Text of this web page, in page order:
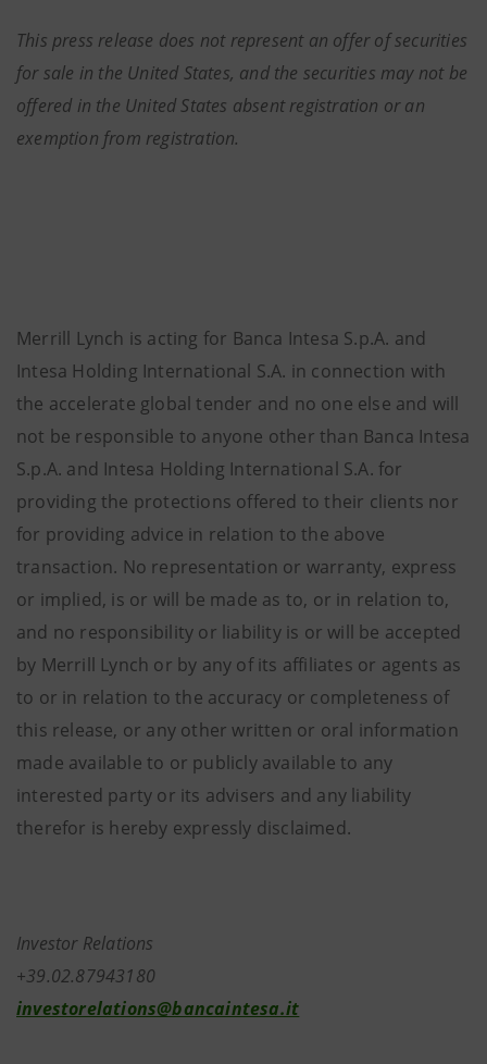
This press release does not represent an offer of securities
for sale in the United States, and the securities may not be
offered in the United States absent registration or an
exemption from registration.
Merrill Lynch is acting for Banca Intesa S.p.A. and
Intesa Holding International S.A. in connection with
the accelerate global tender and no one else and will
not be responsible to anyone other than Banca Intesa
S.p.A. and Intesa Holding International S.A. for
providing the protections offered to their clients nor
for providing advice in relation to the above
transaction. No representation or warranty, express
or implied, is or will be made as to, or in relation to,
and no responsibility or liability is or will be accepted
by Merrill Lynch or by any of its affiliates or agents as
to or in relation to the accuracy or completeness of
this release, or any other written or oral information
made available to or publicly available to any
interested party or its advisers and any liability
therefor is hereby expressly disclaimed.
Investor Relations
+39.02.87943180
investorelations@bancaintesa.it